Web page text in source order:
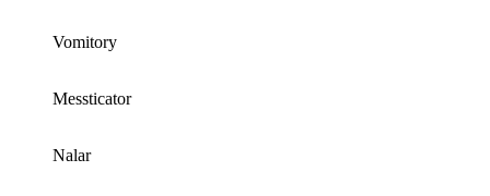
Vomitory
Messticator
Nalar